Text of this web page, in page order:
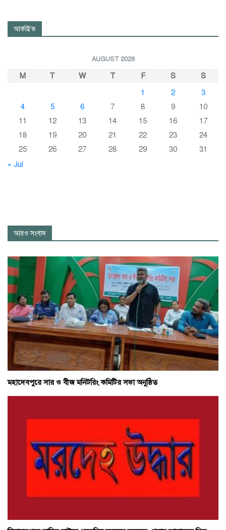
আর্কাইভ
AUGUST 2026
M T W T F S
S
1
2
3
4
5 6 7 8 9
10
11
12 13 14 15 16
17
18
19 20 21 22 23
24
25
26 27 28 29 30
31
« Jul
আরও সংবাদ
মহাদেবপুরে সার ও বীজ মনিটরিং কমিটির সভা অনুষ্ঠিত